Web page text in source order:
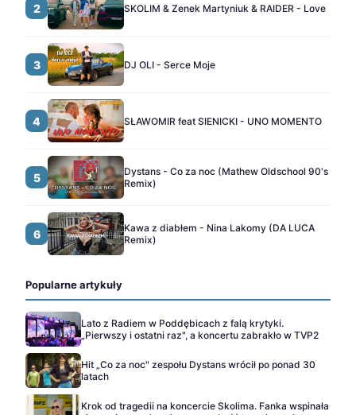
2 SKOLIM & Zenek Martyniuk & RAIDER - Love
3 DJ OLI - Serce Moje
4 SŁAWOMIR feat SIENICKI - UNO MOMENTO
5
Dystans - Co za noc (Mathew Oldschool 90's
Remix)
6
Kawa z diabłem - Nina Lakomy (DA LUCA
Remix)
Popularne artykuły
Lato z Radiem w Poddębicach z falą krytyki.
„Pierwszy i ostatni raz", a koncertu zabrakło w TVP2
Hit „Co za noc" zespołu Dystans wrócił po ponad 30
latach
Krok od tragedii na koncercie Skolima. Fanka wspinała